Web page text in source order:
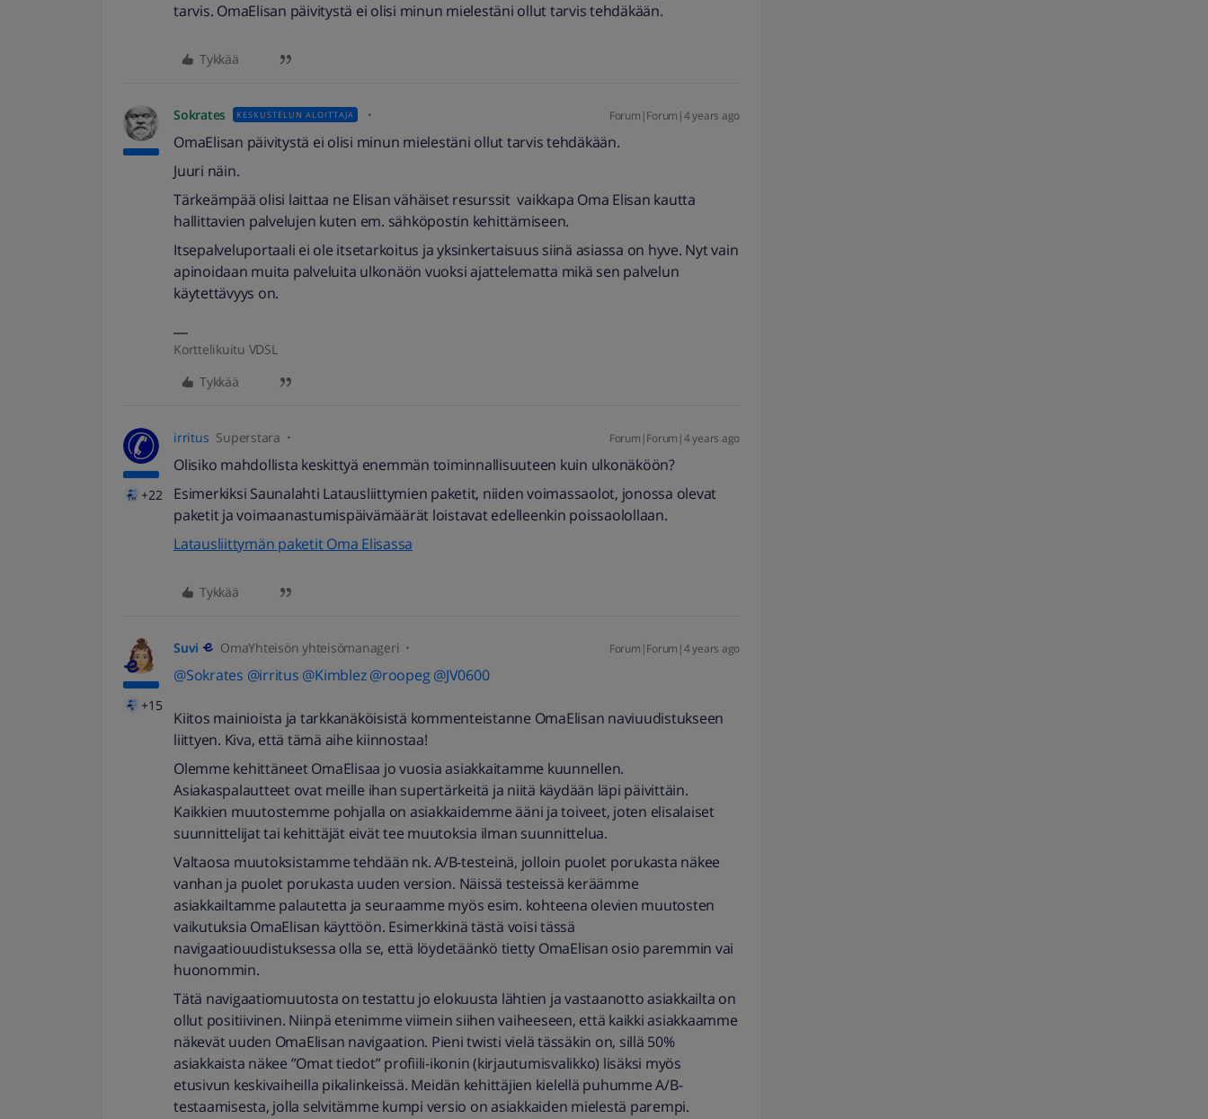
tarvis. OmaElisan päivitystä ei olisi minun mielestäni ollut tarvis tehdäkään.
Tykkää
Sokrates KESKUSTELUN ALOITTAJA Forum|Forum|4 years ago
OmaElisan päivitystä ei olisi minun mielestäni ollut tarvis tehdäkään.
Juuri näin.
Tärkeämpää olisi laittaa ne Elisan vähäiset resurssit vaikkapa Oma Elisan kautta
hallittavien palvelujen kuten em. sähköpostin kehittämiseen.
Itsepalveluportaali ei ole itsetarkoitus ja yksinkertaisuus siinä asiassa on hyve. Nyt vain
apinoidaan muita palveluita ulkonäön vuoksi ajattelematta mikä sen palvelun
käytettävyys on.
Korttelikuitu VDSL
Tykkää
+22
irritus Superstara Forum|Forum|4 years ago
Olisiko mahdollista keskittyä enemmän toiminnallisuuteen kuin ulkonäköön?
Esimerkiksi Saunalahti Latausliittymien paketit, niiden voimassaolot, jonossa olevat
paketit ja voimaanastumispäivämäärät loistavat edelleenkin poissaolollaan.
Latausliittymän paketit Oma Elisassa
Tykkää
+15
Suvi OmaYhteisön yhteisömanageri Forum|Forum|4 years ago
@Sokrates @irritus @Kimblez @roopeg @JV0600
Kiitos mainioista ja tarkkanäköisistä kommenteistanne OmaElisan naviuudistukseen
liittyen. Kiva, että tämä aihe kiinnostaa!
Olemme kehittäneet OmaElisaa jo vuosia asiakkaitamme kuunnellen.
Asiakaspalautteet ovat meille ihan supertärkeitä ja niitä käydään läpi päivittäin.
Kaikkien muutostemme pohjalla on asiakkaidemme ääni ja toiveet, joten elisalaiset
suunnittelijat tai kehittäjät eivät tee muutoksia ilman suunnittelua.
Valtaosa muutoksistamme tehdään nk. A/B-testeinä, jolloin puolet porukasta näkee
vanhan ja puolet porukasta uuden version. Näissä testeissä keräämme
asiakkailtamme palautetta ja seuraamme myös esim. kohteena olevien muutosten
vaikutuksia OmaElisan käyttöön. Esimerkkinä tästä voisi tässä
navigaatiouudistuksessa olla se, että löydetäänkö tietty OmaElisan osio paremmin vai
huonommin.
Tätä navigaatiomuutosta on testattu jo elokuusta lähtien ja vastaanotto asiakkailta on
ollut positiivinen. Niinpä etenimme viimein siihen vaiheeseen, että kaikki asiakkaamme
näkevät uuden OmaElisan navigaation. Pieni twisti vielä tässäkin on, sillä 50%
asiakkaista näkee ”Omat tiedot” profiili-ikonin (kirjautumisvalikko) lisäksi myös
etusivun keskivaiheilla pikalinkeissä. Meidän kehittäjien kielellä puhumme A/B-
testaamisesta, jolla selvitämme kumpi versio on asiakkaiden mielestä parempi.